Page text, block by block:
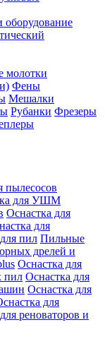
оборудование
молотки
Фены
Мешалки
Рубанки Фрезеры
пылесосов
для УШМ
Оснастка для
для
пил Пильные
дрелей и
Оснастка для
пил Оснастка для
Оснастка для
для
реноваторов и